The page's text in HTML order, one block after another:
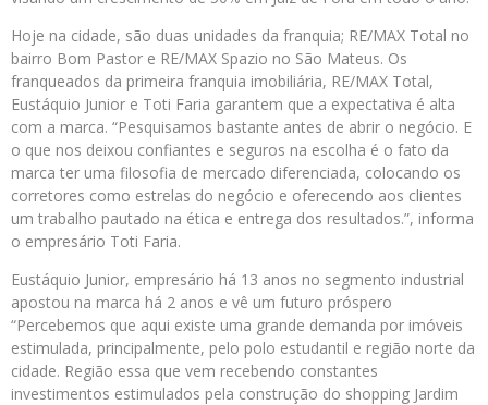
Hoje na cidade, são duas unidades da franquia; RE/MAX Total no
bairro Bom Pastor e RE/MAX Spazio no São Mateus. Os
franqueados da primeira franquia imobiliária, RE/MAX Total,
Eustáquio Junior e Toti Faria garantem que a expectativa é alta
com a marca. “Pesquisamos bastante antes de abrir o negócio. E
o que nos deixou confiantes e seguros na escolha é o fato da
marca ter uma filosofia de mercado diferenciada, colocando os
corretores como estrelas do negócio e oferecendo aos clientes
um trabalho pautado na ética e entrega dos resultados.”, informa
o empresário Toti Faria.
Eustáquio Junior, empresário há 13 anos no segmento industrial
apostou na marca há 2 anos e vê um futuro próspero
“Percebemos que aqui existe uma grande demanda por imóveis
estimulada, principalmente, pelo polo estudantil e região norte da
cidade. Região essa que vem recebendo constantes
investimentos estimulados pela construção do shopping Jardim